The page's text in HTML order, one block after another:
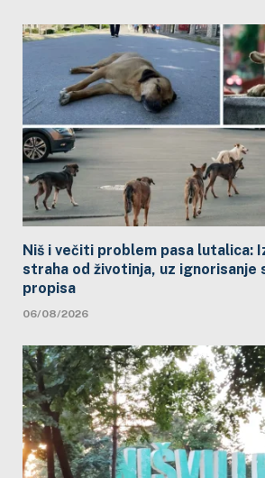
Niš i večiti problem pasa lutalica:
straha od životinja, uz ignorisanje
propisa
06/08/2026